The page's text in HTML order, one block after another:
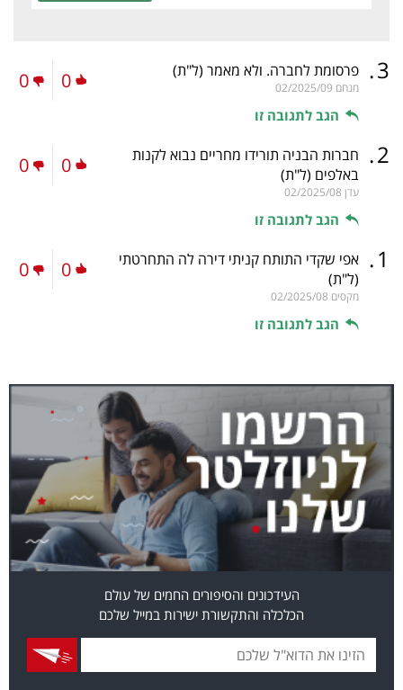
3
. פרסומת לחברה. ולא מאמר (ל"ת)
מנחם 02/2025/09
הגב לתגובה זו
0
0
2
. חברות הבניה תורידו מחריים נבוא לקנות
באלפים (ל"ת)
עדן 02/2025/08
הגב לתגובה זו
0
0
1
. אפי שקדי התותח קניתי דירה לה התחרטתי
(ל"ת)
מקסים 02/2025/08
הגב לתגובה זו
0
0
העידכונים והסיפורים החמים של עולם
הכלכלה והתקשורת ישירות במייל שלכם